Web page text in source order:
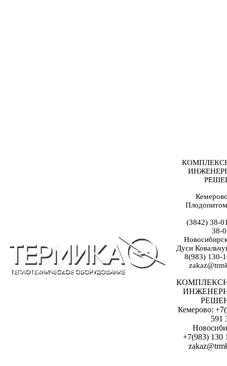
(3842) 38-
38-
Дуси
8(983) 130-
Кемерово:
591
+7(983) 130